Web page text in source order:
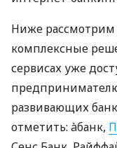
Ниже рассмотрим
комплексные
сервисах уже
развивающих
отметить: àбанк,